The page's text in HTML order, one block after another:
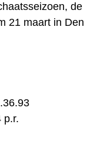
de
21 maart in Den
p.r.